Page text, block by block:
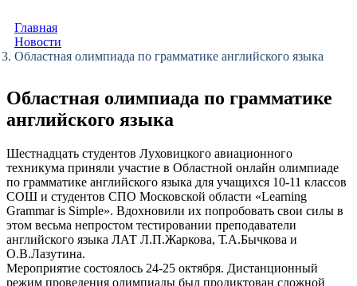
Главная
Новости
Областная олимпиада по грамматике английского языка
Областная олимпиада по грамматике
английского языка
Шестнадцать студентов Луховицкого авиационного
техникума приняли участие в Областной онлайн олимпиаде
по грамматике английского языка для учащихся 10-11 классов
СОШ и студентов СПО Московской области «Learning
Grammar is Simple». Вдохновили их попробовать свои силы в
этом весьма непростом тестировании преподаватели
английского языка ЛАТ Л.П.Жаркова, Т.А.Бычкова и
О.В.Лазутина.
Мероприятие состоялось 24-25 октября. Дистанционный
режим проведения олимпиады был продиктован сложной